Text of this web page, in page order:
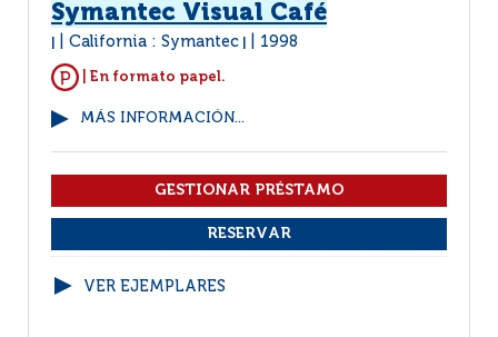
Symantec Visual Café
California : Symantec 1998
| En formato papel.
MÁS INFORMACIÓN...
VER EJEMPLARES